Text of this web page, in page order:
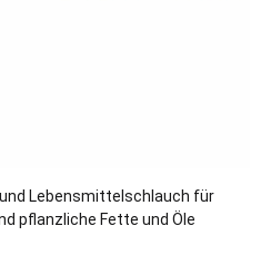
und Lebensmittelschlauch für
pflanzliche Fette und Öle